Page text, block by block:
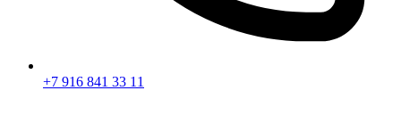
+7 916 841 33 11